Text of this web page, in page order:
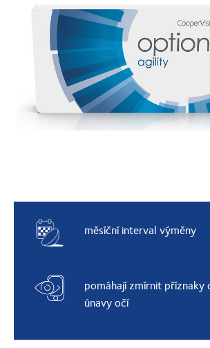
měsíční interval výměny
pomáhají zmírnit příznaky
únavy očí